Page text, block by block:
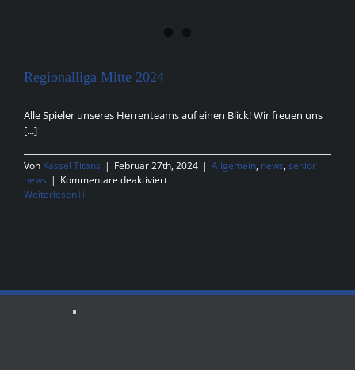
Regionalliga Mitte 2024
Alle Spieler unseres Herrenteams auf einen Blick! Wir freuen uns
[...]
Von Kassel Titans | Februar 27th, 2024 | Allgemein, news, senior
news | Kommentare deaktiviertfür
Mitte
Weiterlesen